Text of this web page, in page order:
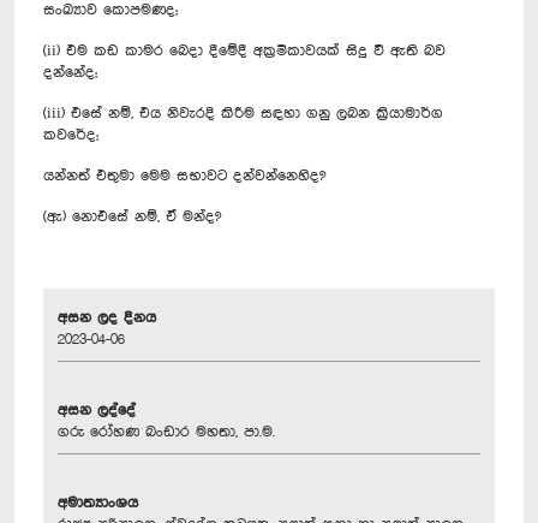
සංඛ්‍යාව කොපමණද;
(ii) එම කඩ කාමර බෙදා දීමේදී අක්‍රමිකාවයක් සිදු වී ඇති බව
දන්නේද;
(iii) එසේ නම්, එය නිවැරදි කිරීම සඳහා ගනු ලබන ක්‍රියාමාර්ග
කවරේද;
යන්නත් එතුමා මෙම සභාවට දන්වන්නෙහිද?
(ඇ) නොඑසේ නම්, ඒ මන්ද?
අසන ලද දිනය
2023-04-06
අසන ලද්දේ
ගරු රෝහණ බංඩාර මහතා, පා.ම.
අමාත්‍යාංශය